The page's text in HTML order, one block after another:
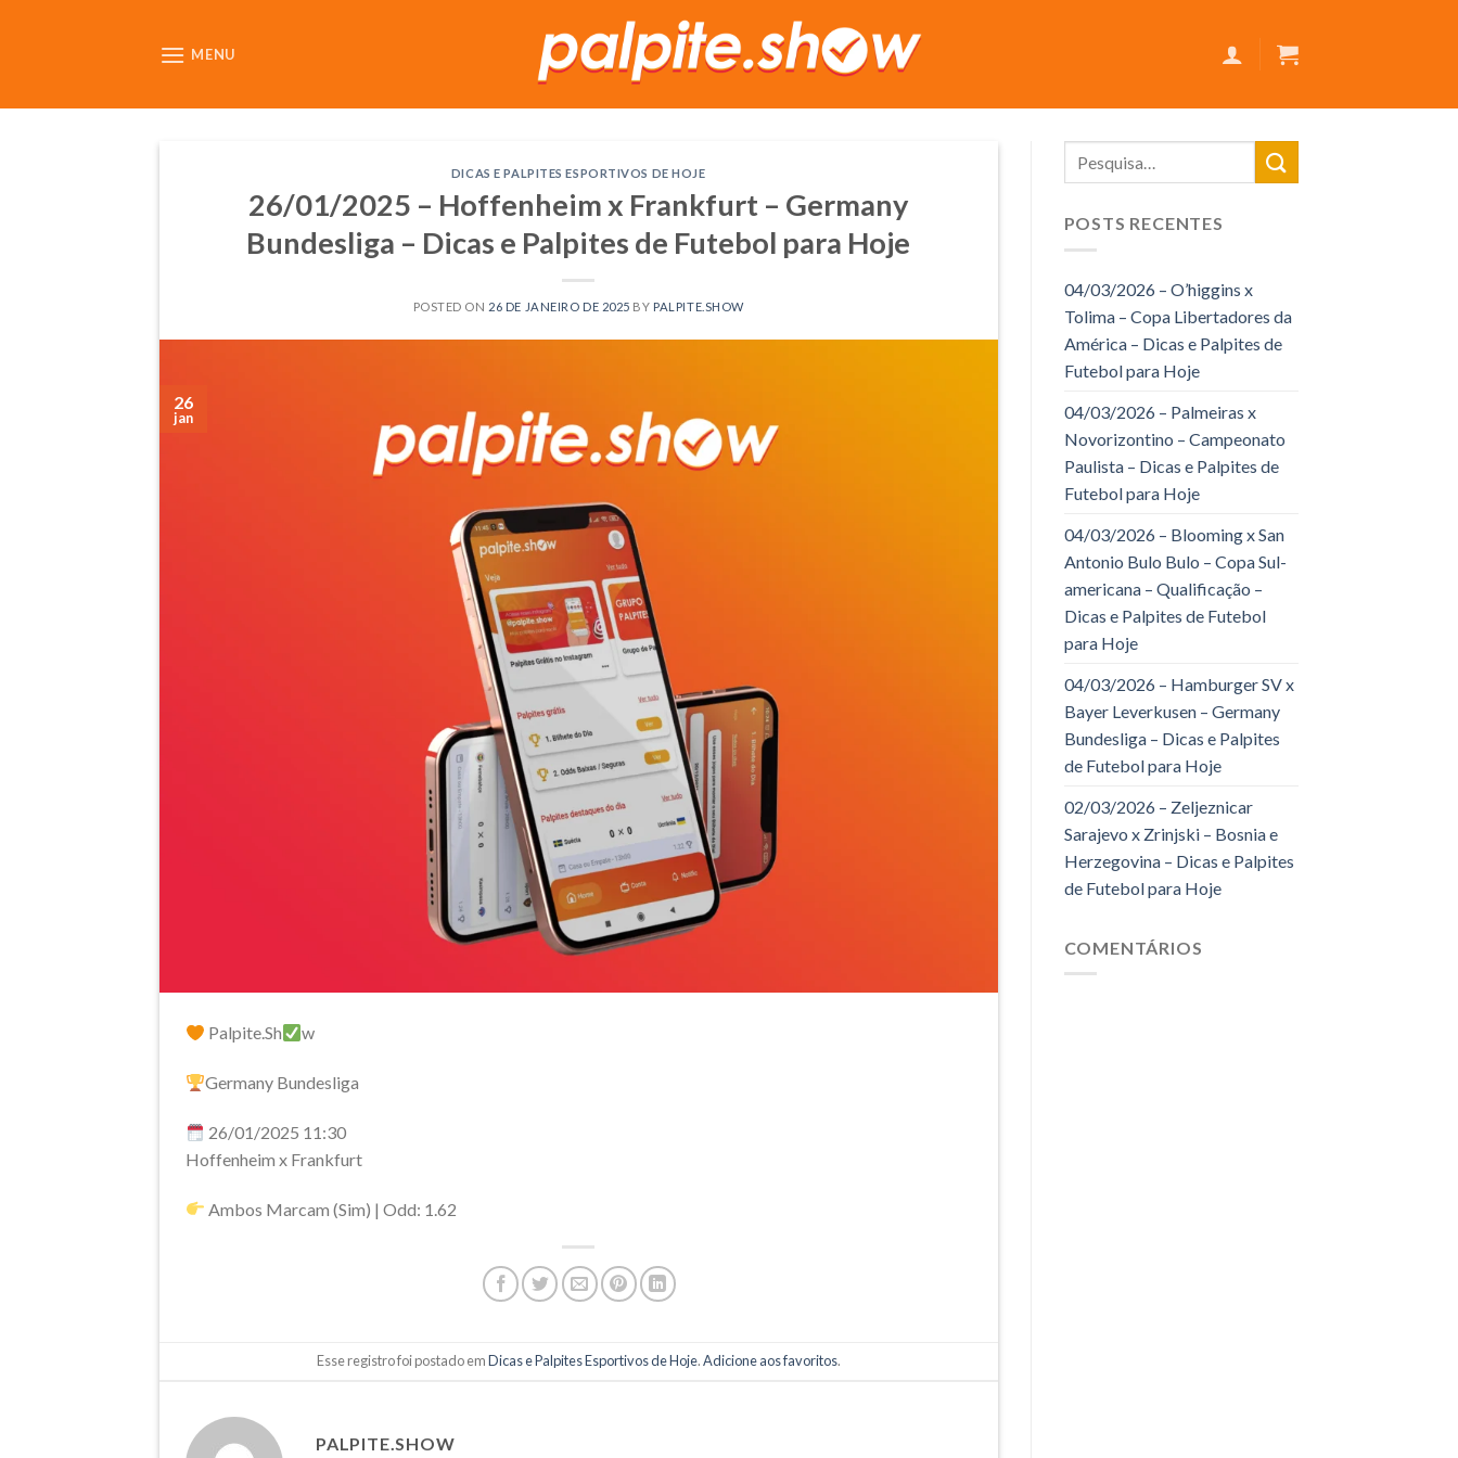
MENU
DICAS E PALPITES ESPORTIVOS DE HOJE
26/01/2025 – Hoffenheim x Frankfurt – Germany
Bundesliga – Dicas e Palpites de Futebol para Hoje
POSTED ON 26 DE JANEIRO DE 2025 BY PALPITE.SHOW
26
jan
Palpite.Sh w
Germany Bundesliga
26/01/2025 11:30
Hoffenheim x Frankfurt
Ambos Marcam (Sim) | Odd: 1.62
Esse registro foi postado emDicas e Palpites Esportivos de Hoje.Adicione aos favoritos.
PALPITE.SHOW
POSTS RECENTES
04/03/2026 – O’higgins x
Tolima – Copa Libertadores da
América – Dicas e Palpites de
Futebol para Hoje
04/03/2026 – Palmeiras x
Novorizontino – Campeonato
Paulista – Dicas e Palpites de
Futebol para Hoje
04/03/2026 – Blooming x San
Antonio Bulo Bulo – Copa Sul-
americana – Qualificação –
Dicas e Palpites de Futebol
para Hoje
04/03/2026 – Hamburger SV x
Bayer Leverkusen – Germany
Bundesliga – Dicas e Palpites
de Futebol para Hoje
02/03/2026 – Zeljeznicar
Sarajevo x Zrinjski – Bosnia e
Herzegovina – Dicas e Palpites
de Futebol para Hoje
COMENTÁRIOS